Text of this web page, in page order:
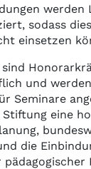
werden
sodass
einsetzen
und werden
Seminare
eine
die